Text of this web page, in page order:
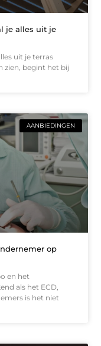
je alles uit je
uit je terras
zien, begint het bij
AANBIEDINGEN
op
en het
als het ECD,
is het niet